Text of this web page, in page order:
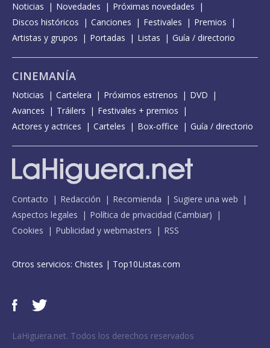
Noticias Novedades
Próximas novedades
Discos históricos
Canciones Festivales
Premios
Artistas y grupos
Portadas Listas Guía / directorio
CINEMANÍA
Noticias Cartelera Próximos estrenos
DVD
Avances
Tráilers
Festivales + premios
Actores y actrices
Carteles Box-office Guía / directorio
Contacto Redacción Recomienda
Sugiere una web
Aspectos legales
Política de privacidad (Cambiar)
Cookies
Publicidad y webmasters RSS
Otros servicios: Chistes | Top10Listas.com
LaHiguera.net. Todos los derechos reservados